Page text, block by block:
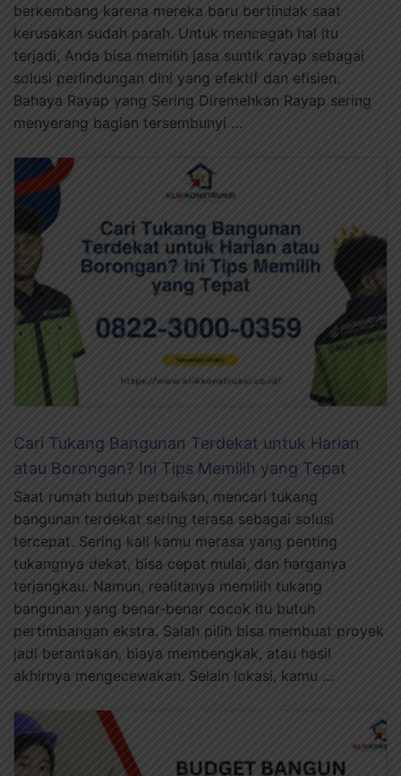
berkembang karena mereka baru bertindak saat
kerusakan sudah parah. Untuk mencegah hal itu
terjadi, Anda bisa memilih jasa suntik rayap sebagai
solusi perlindungan dini yang efektif dan efisien.
Bahaya Rayap yang Sering Diremehkan Rayap sering
menyerang bagian tersembunyi …
Cari Tukang Bangunan Terdekat untuk Harian
atau Borongan? Ini Tips Memilih yang Tepat
Saat rumah butuh perbaikan, mencari tukang
bangunan terdekat sering terasa sebagai solusi
tercepat. Sering kali kamu merasa yang penting
tukangnya dekat, bisa cepat mulai, dan harganya
terjangkau. Namun, realitanya memilih tukang
bangunan yang benar-benar cocok itu butuh
pertimbangan ekstra. Salah pilih bisa membuat proyek
jadi berantakan, biaya membengkak, atau hasil
akhirnya mengecewakan. Selain lokasi, kamu …